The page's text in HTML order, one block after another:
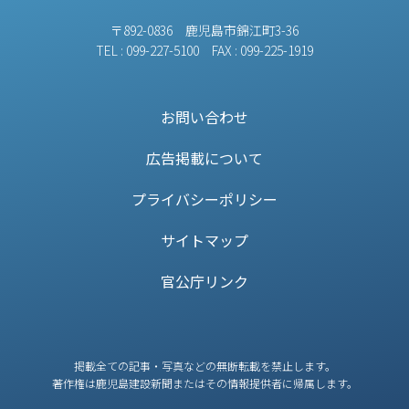
〒892-0836 鹿児島市錦江町3-36
TEL : 099-227-5100 FAX : 099-225-1919
お問い合わせ
広告掲載について
プライバシーポリシー
サイトマップ
官公庁リンク
掲載全ての記事・写真などの無断転載を禁止します。
著作権は鹿児島建設新聞またはその情報提供者に帰属します。